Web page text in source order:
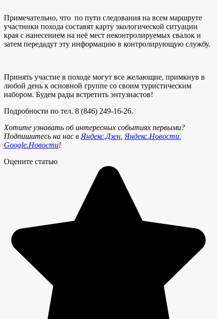
Примечательно, что по пути следования на всем маршруте
участники похода составят карту экологической ситуации
края с нанесением на неё мест неконтролируемых свалок и
затем передадут эту информацию в контролирующую службу.
Принять участие в походе могут все желающие, примкнув в
любой день к основной группе со своим туристическим
набором. Будем рады встретить энтузиастов!
Подробности по тел. 8 (846) 249-16-26.
Хотите узнавать об интересных событиях первыми?
Подпишитесь на нас в Яндекс.Дзен Яндекс.Новости
Google.Новости!
Оцените статью